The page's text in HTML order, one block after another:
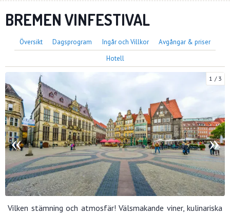
BREMEN VINFESTIVAL
Översikt Dagsprogram Ingår och Villkor
Avgångar & priser
Hotell
1 3
Vilken stämning och atmosfär! Välsmakande viner, kulinariska